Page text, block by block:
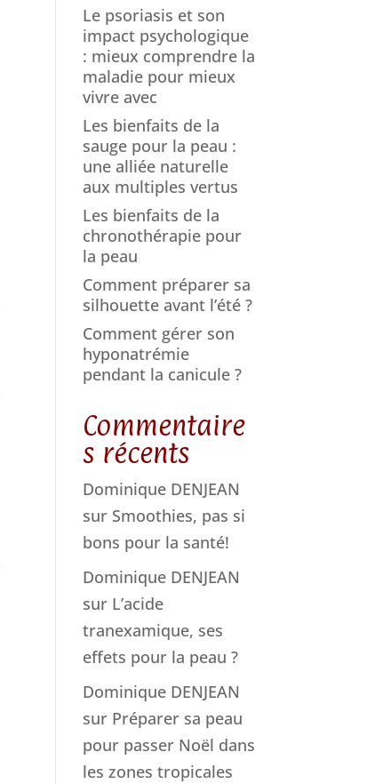
Le psoriasis et son
impact psychologique
: mieux comprendre la
maladie pour mieux
vivre avec
Les bienfaits de la
sauge pour la peau :
une alliée naturelle
aux multiples vertus
Les bienfaits de la
chronothérapie pour
la peau
Comment préparer sa
silhouette avant l’été ?
Comment gérer son
hyponatrémie
pendant la canicule ?
Commentaire
s récents
Dominique DENJEAN
sur Smoothies, pas si
bons pour la santé!
Dominique DENJEAN
sur L’acide
tranexamique, ses
effets pour la peau ?
Dominique DENJEAN
sur Préparer sa peau
pour passer Noël dans
les zones tropicales